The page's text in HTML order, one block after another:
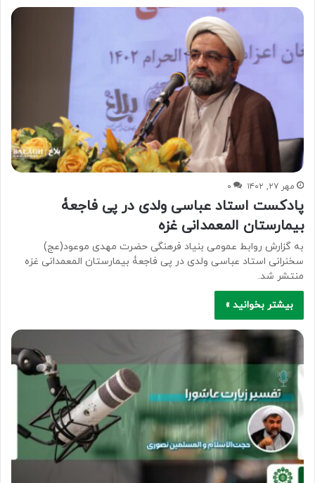
مهر ۲۷, ۱۴۰۲ ۰
پادکست استاد عباسی ولدی در پی فاجعۀ
بیمارستان المعمدانی غزه
به گزارش روابط عمومی بنیاد فرهنگی حضرت مهدی موعود(عج)
سخنرانی استاد عباسی ولدی در پی فاجعۀ بیمارستان المعمدانی غزه
منتشر شد.
بیشتر بخوانید »